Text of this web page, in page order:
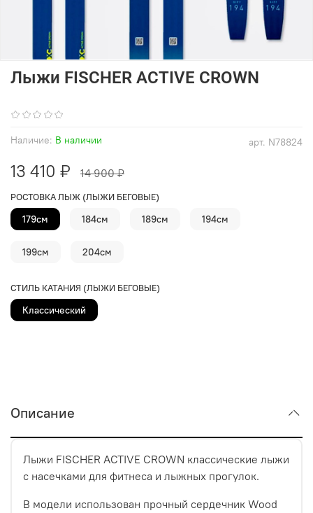
арт. N78824
Наличие: В наличии
Лыжи FISCHER ACTIVE CROWN
13 410 ₽ 14 900 ₽
РОСТОВКА ЛЫЖ (ЛЫЖИ БЕГОВЫЕ)
179см 184см 189см 194см
199см 204см
СТИЛЬ КАТАНИЯ (ЛЫЖИ БЕГОВЫЕ)
Классический
Описание
Лыжи FISCHER ACTIVE CROWN классические лыжи
с насечками для фитнеса и лыжных прогулок.
В модели использован прочный сердечник Wood